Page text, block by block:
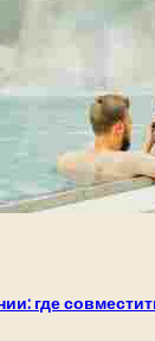
где